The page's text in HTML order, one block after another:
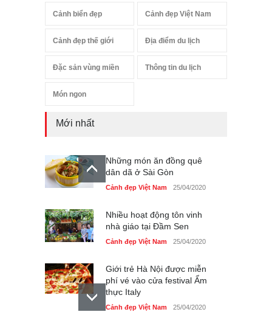
Cảnh biển đẹp Cảnh đẹp Việt Nam
Cảnh đẹp thế giới Địa điểm du lịch
Đặc sản vùng miền Thông tin du lịch
Món ngon
Mới nhất
Những món ăn đồng quê
dân dã ở Sài Gòn
Cảnh đẹp Việt Nam 25/04/2020
Nhiều hoạt động tôn vinh
nhà giáo tại Đầm Sen
Cảnh đẹp Việt Nam 25/04/2020
Giới trẻ Hà Nội được miễn
phí vé vào cửa festival Ẩm
thực Italy
Cảnh đẹp Việt Nam 25/04/2020